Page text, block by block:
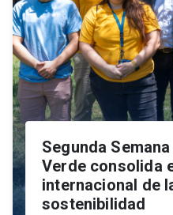
Segunda
Verde consolida
internacional de
sostenibilidad